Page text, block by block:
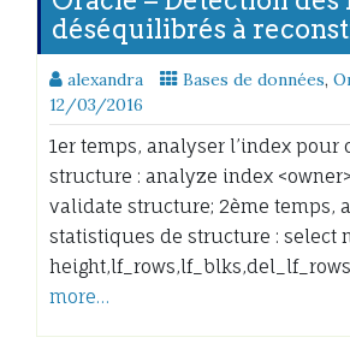
déséquilibrés à
alexandra Bases de données,
12/03/2016
1er temps, analyser l’index pour
structure : analyze index
validate structure; 2ème temps,
statistiques de structure : select
more…